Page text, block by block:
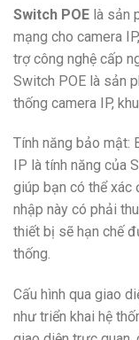
Switch POE là sản
mạng cho camera
trợ công nghệ cấp
Switch POE là sản
thống camera IP,
Tính năng bảo mật:
IP là tính năng của
giúp bạn có thể
nhập này có phải
thiết bị sẽ hạn chế
thống.
Cấu hình qua giao
như triển khai hệ